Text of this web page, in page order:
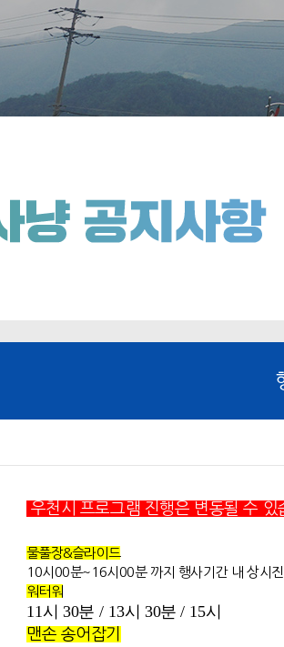
우천시 프로그램 진행은 변동될 수 있
물풀장&슬라이드
10시00분~16시00분 까지 행사기간 내 상시
워터워
11시 30분 / 13시 30분/ 15시
맨손 송어잡기